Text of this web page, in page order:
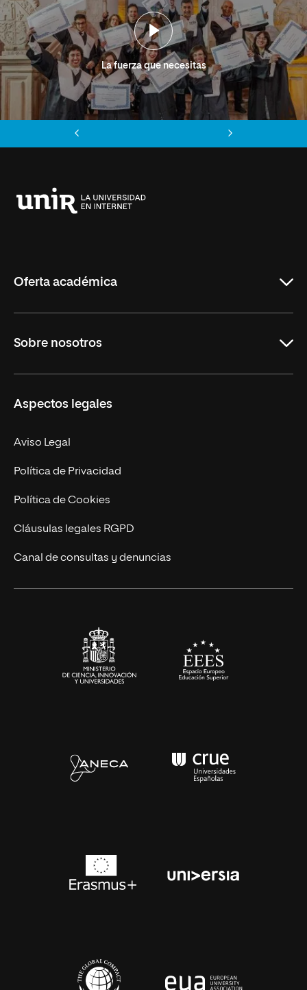
La fuerza que necesitas
Oferta académica
Másteres Oficiales
Doctorados
Experto Universitario
Postgrados
Cursos Universitarios
Sobre nosotros
Facultades
Nuestro Equipo
Trabaja en UNIR
Actualidad
UNIR Revista
Eventos
Aspectos legales
Aviso Legal
Política de Privacidad
Política de Cookies
Cláusulas legales RGPD
Canal de consultas y denuncias